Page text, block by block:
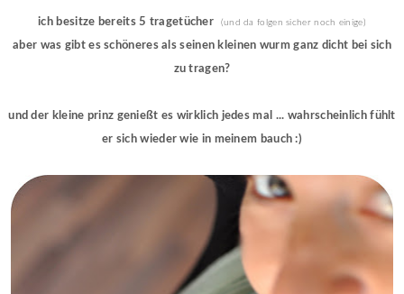
ich besitze bereits 5 tragetücher (und da folgen sicher noch einige)
aber was gibt es schöneres als seinen kleinen wurm ganz dicht bei sich
zu tragen?
und der kleine prinz genießt es wirklich jedes mal ... wahrscheinlich fühlt
er sich wieder wie in meinem bauch :)